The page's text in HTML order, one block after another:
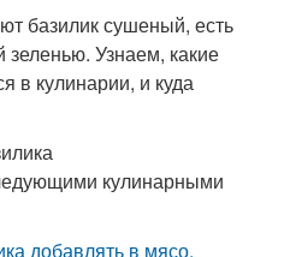
базилик сушеный, есть
зеленью. Узнаем, какие
в кулинарии, и куда
кулинарными